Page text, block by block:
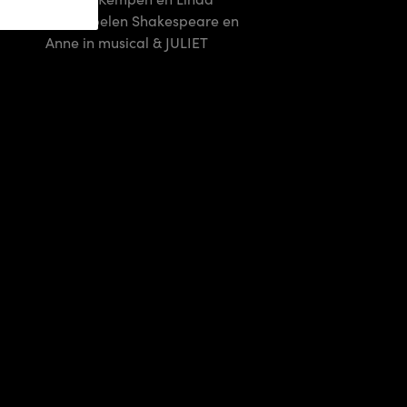
Verstraten spelen Shakespeare en
Anne in musical & JULIET